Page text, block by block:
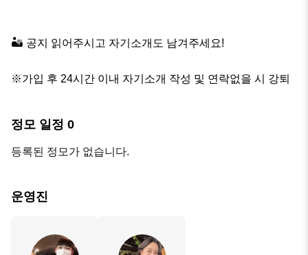
🏜 공지 읽어주시고 자기소개도 남겨주세요!
※가입 후 24시간 이내 자기소개 작성 및 연락없을 시 강퇴
정모 일정 0
등록된 정모가 없습니다.
운영진